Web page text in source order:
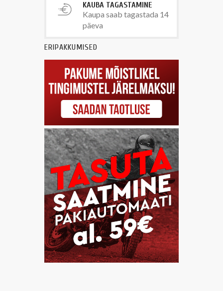
KAUBA TAGASTAMINE
Kaupa saab tagastada 14
päeva
ERIPAKKUMISED